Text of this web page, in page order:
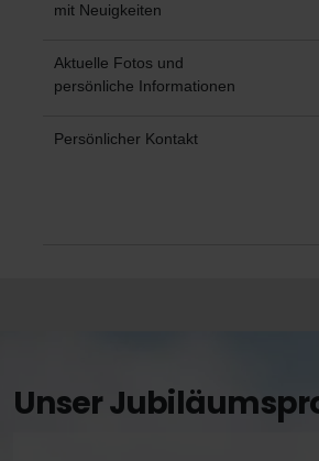
mit Neuigkeiten
Aktuelle Fotos und
persönliche Informationen
Persönlicher Kontakt
Unser